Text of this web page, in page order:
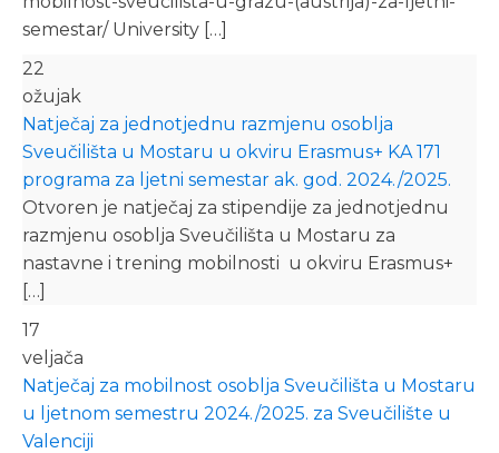
semestar/ University […]
22
ožujak
Natječaj za jednotjednu razmjenu osoblja
Sveučilišta u Mostaru u okviru Erasmus+ KA 171
programa za ljetni semestar ak. god. 2024./2025.
Otvoren je natječaj za stipendije za jednotjednu
razmjenu osoblja Sveučilišta u Mostaru za
nastavne i trening mobilnosti u okviru Erasmus+
[…]
17
veljača
Natječaj za mobilnost osoblja Sveučilišta u Mostaru
u ljetnom semestru 2024./2025. za Sveučilište u
Valenciji